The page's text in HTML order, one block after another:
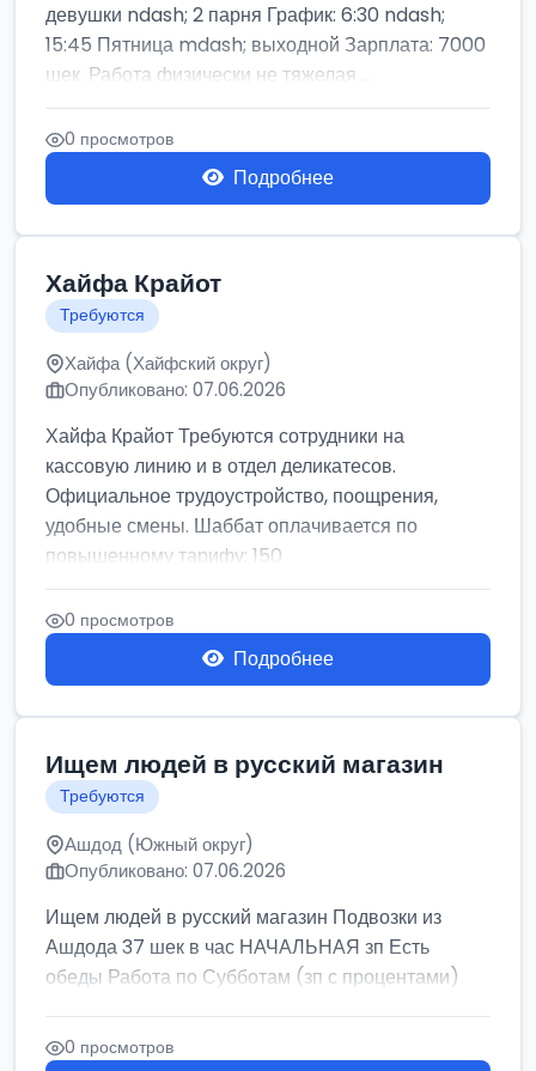
девушки ndash; 2 парня График: 6:30 ndash;
15:45 Пятница mdash; выходной Зарплата: 7000
шек. Работа физически не тяжелая ...
0 просмотров
Подробнее
Хайфа Крайот
Требуются
Хайфа (Хайфский округ)
Опубликовано: 07.06.2026
Хайфа Крайот Требуются сотрудники на
кассовую линию и в отдел деликатесов.
Официальное трудоустройство, поощрения,
удобные смены. Шаббат оплачивается по
повышенному тарифу: 150
0 просмотров
Подробнее
Ищем людей в русский магазин
Требуются
Ашдод (Южный округ)
Опубликовано: 07.06.2026
Ищем людей в русский магазин Подвозки из
Ашдода 37 шек в час НАЧАЛЬНАЯ зп Есть
обеды Работа по Субботам (зп с процентами)
0 просмотров